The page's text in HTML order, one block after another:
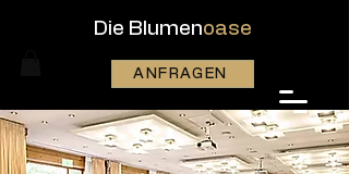
Die Blumenoase
ANFRAGEN